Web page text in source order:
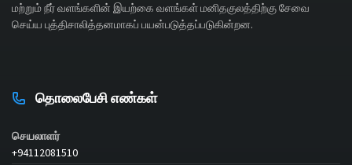
மற்றும் நீர் வளங்களின் இயற்கை வளங்கள் மனிதகுலத்திற்கு சேவை
செய்ய புத்திசாலித்தனமாகப் பயன்படுத்தப்படுகின்றன.
தொலைபேசி எண்கள்
செயலாளர்
+94112081510